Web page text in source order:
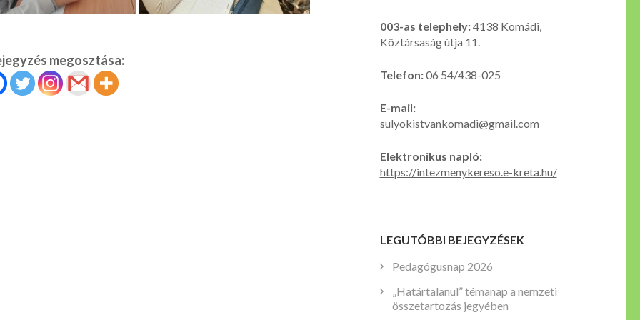
megosztása:
003-as telephely:4138 Komádi,
Köztársaság útja 11.
Telefon:06 54/438-025
E-mail:
sulyokistvankomadi@gmail.com
Elektronikus napló:
https://intezmenykereso.e-kreta.hu/
LEGUTÓBBI BEJEGYZÉSEK
Pedagógusnap 2026
„Határtalanul” témanap a nemzeti
összetartozás jegyében